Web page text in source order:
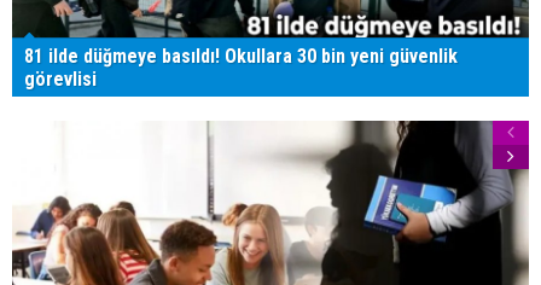
81 ilde düğmeye basıldı! Okullara 30 bin yeni güvenlik
görevlisi